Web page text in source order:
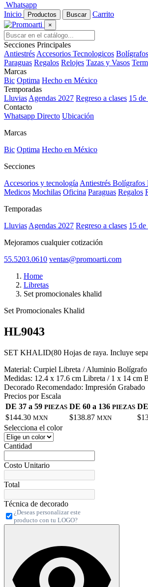
Whatsapp
Inicio
Productos Buscar Carrito
×
Secciones Principales
Antiestrés Accesorios Tecnologicos Bolígrafos
Paraguas Regalos Relojes Tazas y Vasos
Marcas
Bic Optima Hecho en México
Temporadas
Lluvias Agendas 2027 Regreso a clases 15 de
Contacto
Whatsapp Directo Ubicación
Marcas
Bic Optima Hecho en México
Secciones
Accesorios y tecnología Antiestrés Bolígrafos
Medicos Mochilas Oficina Paraguas Regalos
Temporadas
Lluvias Agendas 2027 Regreso a clases 15 de
Mejoramos cualquier cotización
55.5203.0610 ventas@promoarti.com
Home
Libretas
Set promocionales khalid
Set Promocionales Khalid
HL9043
SET KHALID(80 Hojas de raya. Incluye
Material: Curpiel Libreta / Aluminio Bolígrafo
Medidas: 12.4 x 17.6 cm Libreta / 1 x 14 cm
Decorado Recomendado: Impresión Grabado
Precios por Escala
DE 37 a 59 PIEZAS DE 60 a 136 PIEZAS
$144.30 MXN $138.87 MXN
Selecciona el color
Cantidad
Costo Unitario
Total
Técnica de decorado
¿Deseas personalizar este
producto con tu LOGO?